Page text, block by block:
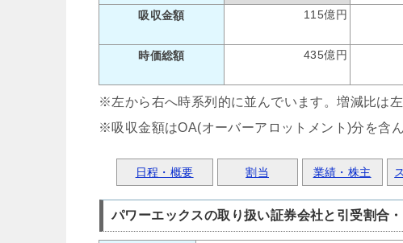
吸収金額
115億円
時価総額
435億円
※左から右へ時系列的に並んでいます。増減比は
※吸収金額はOA(オーバーアロットメント)分を含
日程・概要 割当 業績・株主
パワーエックスの取り扱い証券会社と引受割合